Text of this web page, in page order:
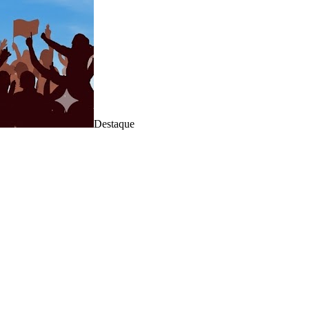
Destaque